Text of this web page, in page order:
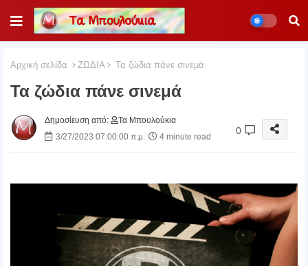
Αρχική σελίδα ΖΩΔΙΑ Τα ζώδια πάνε σινεμά
Τα ζώδια πάνε σινεμά
Δημοσίευση από:
Τα Μπουλούκια
3/27/2023 07:00:00 π.μ.
4 minute read
0